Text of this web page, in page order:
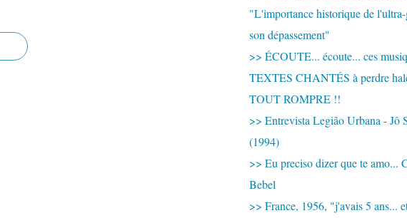
"L'importance historique de l'ultra-
son dépassement"
>> ÉCOUTE... écoute... ces
TEXTES CHANTÉS à perdre
TOUT ROMPRE !!
>> Entrevista Legião Urbana - Jô
(1994)
>> Eu preciso dizer que te amo...
Bebel
>> France, 1956, "j'avais 5 ans...